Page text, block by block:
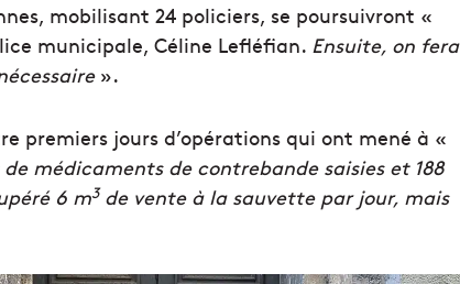
mobilisant 24 policiers, se poursuivront «
municipale, Céline Lefléfian. Ensuite, on fera
».
premiers jours d’opérations qui ont mené à «
médicaments de contrebande saisies et 188
6 m3de vente à la sauvette par jour, mais